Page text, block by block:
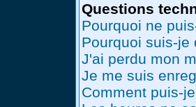
Questions
Pourquoi ne
Pourquoi suis-je
J'ai perdu mon
Je me suis
Comment puis-